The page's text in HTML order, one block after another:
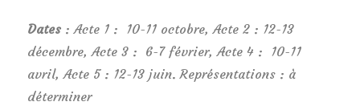
Dates : Acte 1 : 10-11 octobre, Acte 2 : 12-13
décembre, Acte 3 : 6-7 février, Acte 4 : 10-11
avril, Acte 5 : 12-13 juin. Représentations : à
déterminer